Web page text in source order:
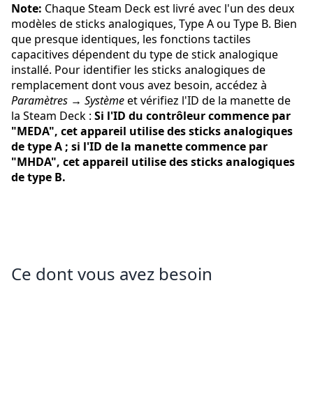
Note: Chaque Steam Deck est livré avec l'un des deux
modèles de sticks analogiques, Type A ou Type B. Bien
que presque identiques, les fonctions tactiles
capacitives dépendent du type de stick analogique
installé. Pour identifier les sticks analogiques de
remplacement dont vous avez besoin, accédez à
Paramètres → Systèmeet vérifiez l'ID de la manette de
la Steam Deck : Si l'ID du contrôleur commence par
"MEDA", cet appareil utilise des sticks analogiques
de type A ; si l'ID de la manette commence par
"MHDA", cet appareil utilise des sticks analogiques
de type B.
Ce dont vous avez besoin